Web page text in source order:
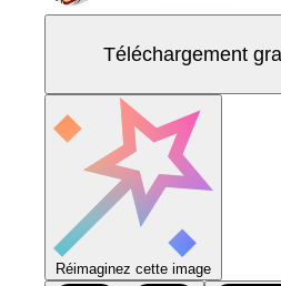
Téléchargement
Réimaginez cette image